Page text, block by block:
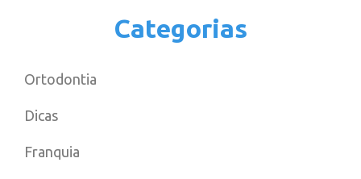
Categorias
Ortodontia
Dicas
Franquia